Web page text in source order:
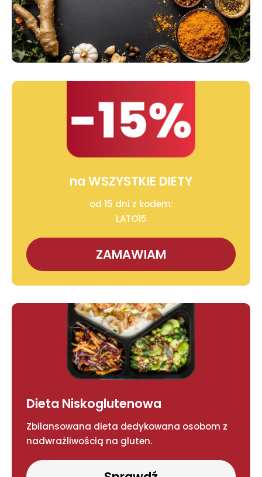
na WSZYSTKIE DIETY
od 15 dni z kodem:
LATO15
ZAMAWIAM
Dieta Niskoglutenowa
Zbilansowana dieta dedykowana osobom z
nadwrażliwością na gluten.